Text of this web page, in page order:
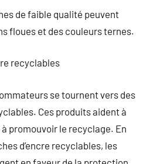
de faible qualité peuvent
floues et des couleurs ternes.
recyclables
se tournent vers des
Ces produits aident à
promouvoir le recyclage. En
d’encre recyclables, les